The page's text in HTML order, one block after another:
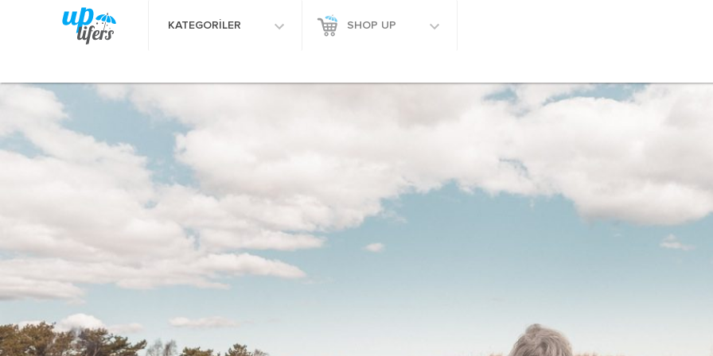
KATEGORİLER SHOP UP